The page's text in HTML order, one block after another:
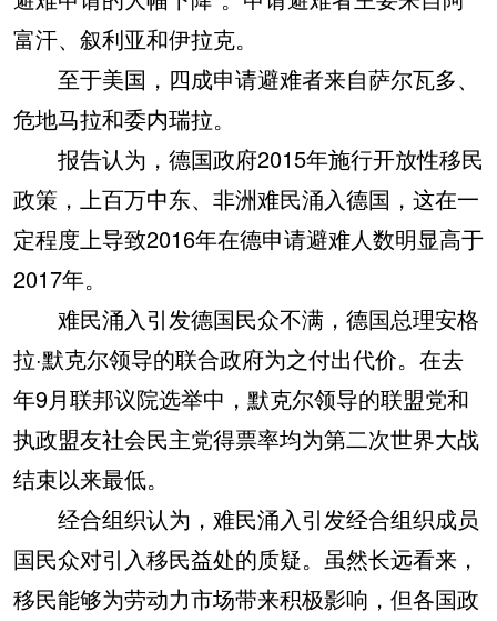
富汗、叙利亚和伊拉克。
至于美国，四成申请避难者来自萨尔瓦多、
危地马拉和委内瑞拉。
报告认为，德国政府2015年施行开放性移民
政策，上百万中东、非洲难民涌入德国，这在一
定程度上导致2016年在德申请避难人数明显高于
2017年。
难民涌入引发德国民众不满，德国总理安格
拉·默克尔领导的联合政府为之付出代价。在去
年9月联邦议院选举中，默克尔领导的联盟党和
执政盟友社会民主党得票率均为第二次世界大战
结束以来最低。
经合组织认为，难民涌入引发经合组织成员
国民众对引入移民益处的质疑。虽然长远看来，
移民能够为劳动力市场带来积极影响，但各国政